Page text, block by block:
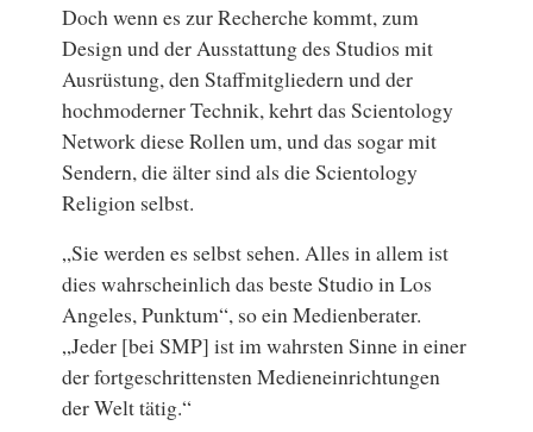
Doch wenn es zur Recherche kommt, zum
Design und der Ausstattung des Studios mit
Ausrüstung, den Staffmitgliedern und der
hochmoderner Technik, kehrt das Scientology
Network diese Rollen um, und das sogar mit
Sendern, die älter sind als die Scientology
Religion selbst.
„Sie werden es selbst sehen. Alles in allem ist
dies wahrscheinlich das beste Studio in Los
Angeles, Punktum“, so ein Medienberater.
„Jeder [bei SMP] ist im wahrsten Sinne in einer
der fortgeschrittensten Medieneinrichtungen
der Welt tätig.“